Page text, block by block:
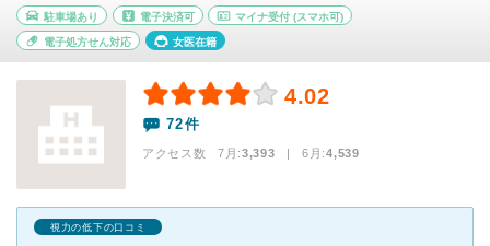
駐車場あり 電子決済可 マイナ受付 (スマホ可)
電子処方せん対応 女医在籍
4.02
72件
アクセス数 7月:3,393 | 6月:4,539
視力の低下の口コミ